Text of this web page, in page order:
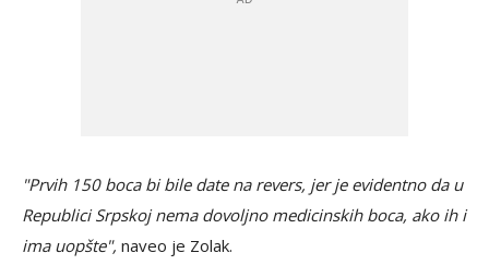
"Prvih 150 boca bi bile date na revers, jer je evidentno da u
Republici Srpskoj nema dovoljno medicinskih boca, ako ih i
ima uopšte", naveo je Zolak.